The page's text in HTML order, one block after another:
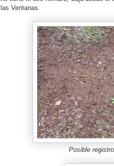
las Ventanas.
Posible